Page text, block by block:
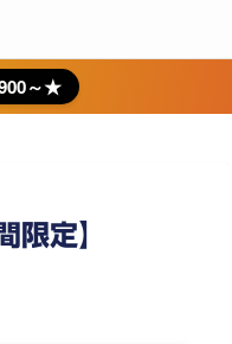
～★
定】